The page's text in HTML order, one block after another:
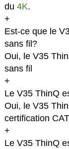
du 4K.
+
Est-ce que le
sans fil?
Oui, le V35
sans fil
+
Le V35 ThinQ
Oui, le V35
certification
+
Le V35 ThinQ